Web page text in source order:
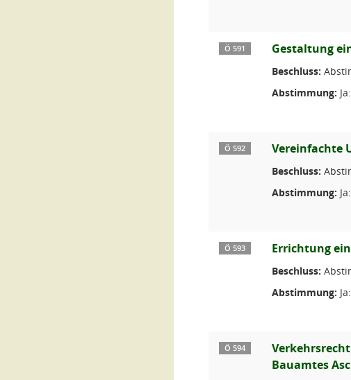
Ö 591 Gestaltung
Beschluss:
Abstimmung:
Ö 592 Vereinfachte
Beschluss:
Abstimmung:
Ö 593 Errichtung
Beschluss:
Abstimmung:
Ö 594
Bauamtes